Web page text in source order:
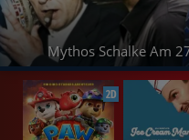
Mythos Schalke Am
2D